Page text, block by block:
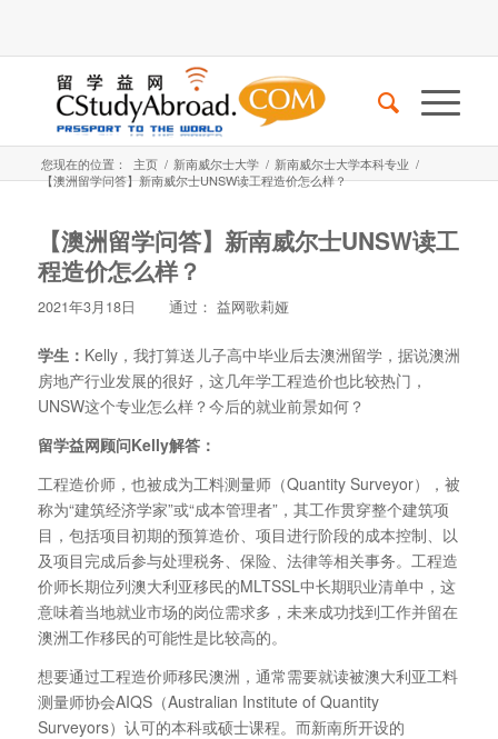
您现在的位置： 主页 / 新南威尔士大学 / 新南威尔士大学本科专业 /
【澳洲留学问答】新南威尔士UNSW读工程造价怎么样？
【澳洲留学问答】新南威尔士UNSW读工
程造价怎么样？
2021年3月18日 通过： 益网歌莉娅
学生： Kelly，我打算送儿子高中毕业后去澳洲留学，据说澳洲
房地产行业发展的很好，这几年学工程造价也比较热门，
UNSW这个专业怎么样？今后的就业前景如何？
留学益网顾问Kelly解答：
工程造价师，也被成为工料测量师（Quantity Surveyor），被
称为“建筑经济学家”或“成本管理者”，其工作贯穿整个建筑项
目，包括项目初期的预算造价、项目进行阶段的成本控制、以
及项目完成后参与处理税务、保险、法律等相关事务。工程造
价师长期位列澳大利亚移民的MLTSSL中长期职业清单中，这
意味着当地就业市场的岗位需求多，未来成功找到工作并留在
澳洲工作移民的可能性是比较高的。
想要通过工程造价师移民澳洲，通常需要就读被澳大利亚工料
测量师协会AIQS（Australian Institute of Quantity
Surveyors）认可的本科或硕士课程。而新南所开设的